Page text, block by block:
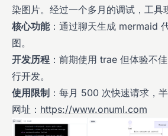
染图片。经过一个多月的调试，工具
核心功能：通过聊天生成 mermaid
图。
开发历程 ：前期使用 trae 但体验不
行开发。
使用限制 ：每月 500 次快速请求，半
网址： https://www.onuml.com